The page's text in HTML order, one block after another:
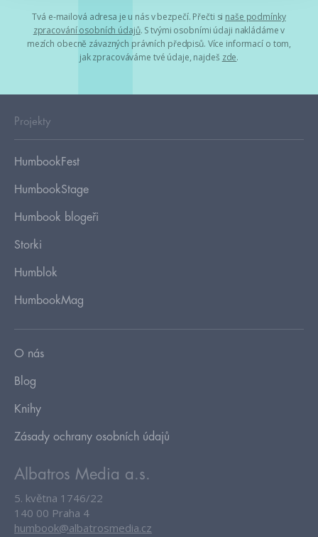
Tvá e-mailová adresa je u nás v bezpečí. Přečti si naše podmínky
zpracování osobních údajů. S tvými osobními údaji nakládáme v
mezích obecně závazných právních předpisů. Více informací o tom,
jak zpracováváme tvé údaje, najdeš zde.
Projekty
HumbookFest
HumbookStage
Humbook blogeři
Storki
Humblok
HumbookMag
O nás
Blog
Knihy
Zásady ochrany osobních údajů
Albatros Media a.s.
5. května 1746/22
140 00 Praha 4
humbook@albatrosmedia.cz